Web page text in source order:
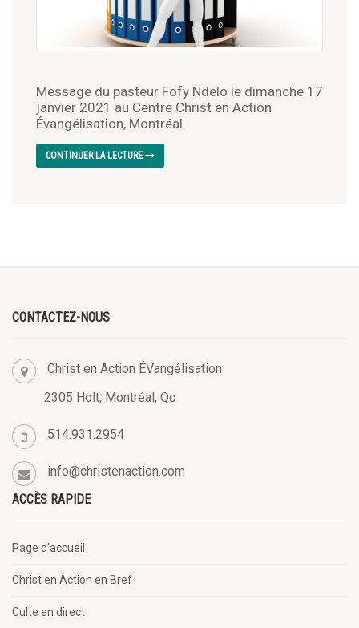
Message du pasteur Fofy Ndelo le dimanche 17
janvier 2021 au Centre Christ en Action
Évangélisation, Montréal
CONTINUER LA LECTURE
CONTACTEZ-NOUS
Christ en Action ÉVangélisation
2305 Holt, Montréal, Qc
514.931.2954
info@christenaction.com
ACCÈS RAPIDE
Page d’accueil
Christ en Action en Bref
Culte en direct